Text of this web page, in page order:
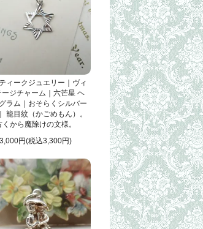
ィークジュエリー｜ヴィ
ージチャーム｜六芒星 ヘ
ラム｜おそらくシルバー
籠目紋（かごめもん）。
くから魔除けの文様。
3,000円(税込3,300円)